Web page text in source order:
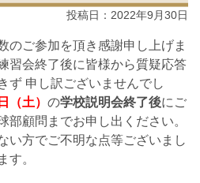
投稿日： 2022年9月30日
のご参加を頂き感謝申し上げま
習会終了後に皆様から質疑応答
ず 申し訳ございませんでし
（土） の学校説明会終了後にご
部顧問までお申し出ください。
い方でご不明な点等ございまし
す。